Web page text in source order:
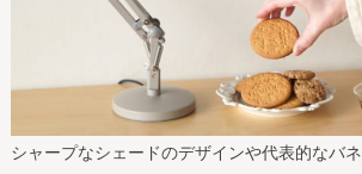
シャープなシェードのデザインや代表的なバネ